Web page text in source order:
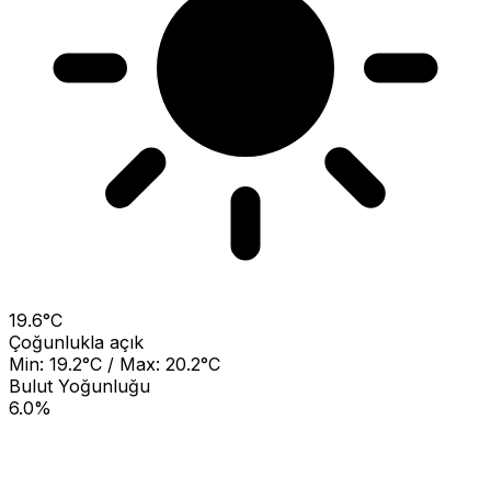
19.6°C
Çoğunlukla açık
Min: 19.2°C / Max: 20.2°C
Bulut Yoğunluğu
6.0%